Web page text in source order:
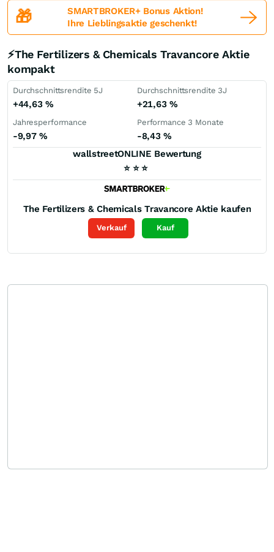
🎁
SMARTBROKER+ Bonus Aktion!
Ihre Lieblingsaktie geschenkt!
⚡The Fertilizers & Chemicals Travancore Aktie
kompakt
Durchschnittsrendite 5J
+44,63 %
Durchschnittsrendite 3J
+21,63 %
Jahresperformance
-9,97%
Performance 3 Monate
-8,43%
wallstreetONLINE Bewertung
⭐ ⭐ ⭐
The Fertilizers & Chemicals Travancore Aktie kaufen
Verkauf Kauf